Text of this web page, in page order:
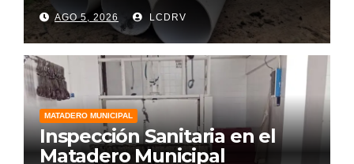
AGO 5, 2026 LCDRV
MATADERO MUNICIPAL
Inspección Sanitaria en el
Matadero Municipal